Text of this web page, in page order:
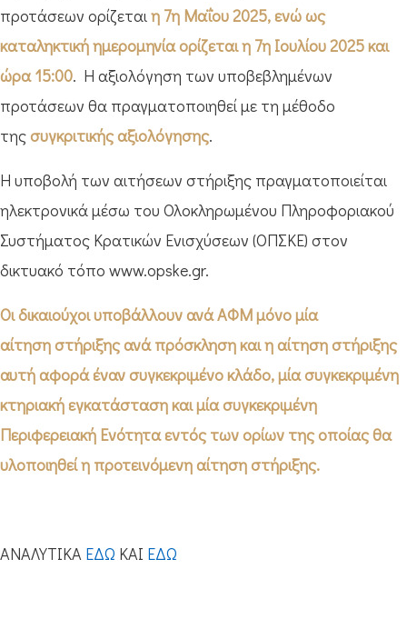
προτάσεων ορίζεταιη 7η Μαΐου 2025, ενώ ως
καταληκτική ημερομηνία ορίζεται η 7η Ιουλίου 2025 και
ώρα 15:00. Η αξιολόγηση των υποβεβλημένων
προτάσεων θα πραγματοποιηθεί με τη μέθοδο
τηςσυγκριτικής αξιολόγησης.
Η υποβολή των αιτήσεων στήριξης πραγματοποιείται
ηλεκτρονικά μέσω του Ολοκληρωμένου Πληροφοριακού
Συστήματος Κρατικών Ενισχύσεων (OΠΣΚΕ) στον
δικτυακό τόπο www.opske.gr.
Οι δικαιούχοι υποβάλλουνανά ΑΦΜ μόνο μία
αίτησηστήριξης ανά πρόσκληση και η αίτηση στήριξης
αυτή αφοράέναν συγκεκριμένο κλάδο, μίασυγκεκριμένη
κτηριακή εγκατάστασηκαι μίασυγκεκριμένη
Περιφερειακή Ενότηταεντός των ορίων της οποίας θα
υλοποιηθεί η προτεινόμενη αίτηση στήριξης.
ΑΝΑΛΥΤΙΚΑ ΕΔΩ ΚΑΙ ΕΔΩ